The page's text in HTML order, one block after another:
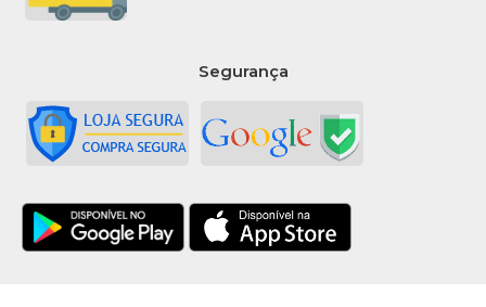
Segurança